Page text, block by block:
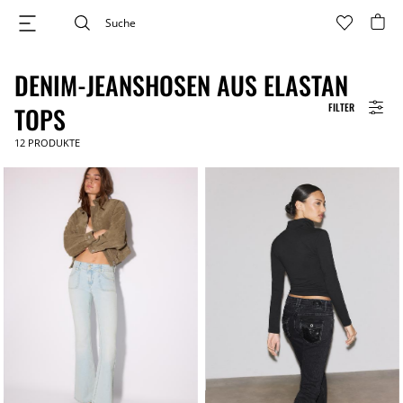
FILTER
DENIM-JEANSHOSEN AUS ELASTAN
TOPS
12 PRODUKTE